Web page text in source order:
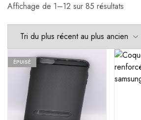
Affichage de 1–12 sur 85 résultats
ÉPUISÉ